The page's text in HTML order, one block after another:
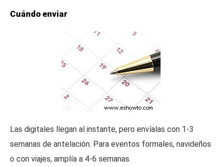
Cuándo enviar
Las digitales llegan al instante, pero envíalas con 1-3
semanas de antelación. Para eventos formales, navideños
o con viajes, amplía a 4-6 semanas.